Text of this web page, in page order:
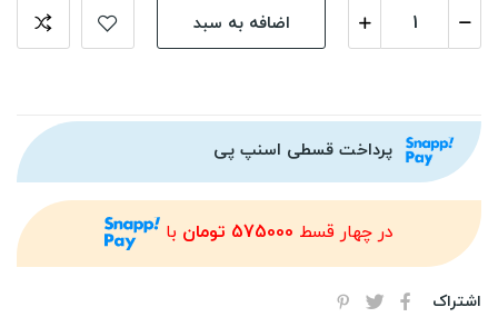
اضافه به سبد
پرداخت قسطی اسنپ پی
در چهار قسط 575000 تومان با
اشتراک